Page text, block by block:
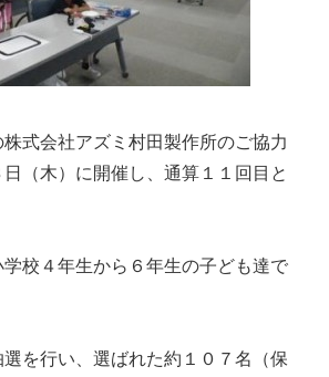
式会社アズミ村田製作所のご協力
（木）に開催し、通算１１回目と
校４年生から６年生の子ども達で
を行い、選ばれた約１０７名（保